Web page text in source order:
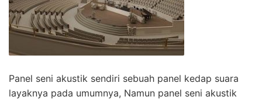
Panel seni akustik sendiri sebuah panel kedap suara
layaknya pada umumnya, Namun panel seni akustik